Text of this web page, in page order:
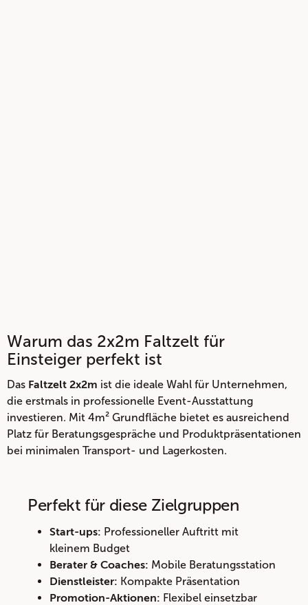
Warum das 2x2m Faltzelt für
Einsteiger perfekt ist
Das Faltzelt 2x2m ist die ideale Wahl für Unternehmen,
die erstmals in professionelle Event-Ausstattung
investieren. Mit 4m² Grundfläche bietet es ausreichend
Platz für Beratungsgespräche und Produktpräsentationen
bei minimalen Transport- und Lagerkosten.
Perfekt für diese Zielgruppen
Start-ups: Professioneller Auftritt mit
kleinem Budget
Berater & Coaches: Mobile Beratungsstation
Dienstleister: Kompakte Präsentation
Promotion-Aktionen: Flexibel einsetzbar